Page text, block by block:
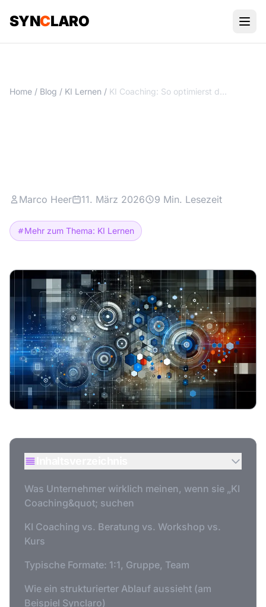
SYNCLARO
Home / Blog / KI Lernen / KI Coaching: So optimierst du deinen Workflow in 4 Schritten
Marco Heer 11. März 2026 9 Min. Lesezeit
Mehr zum Thema: KI Lernen
Was Unternehmer wirklich meinen, wenn sie „KI
Coaching&quot; suchen
KI Coaching vs. Beratung vs. Workshop vs.
Kurs
Typische Formate: 1:1, Gruppe, Team
Wie ein strukturierter Ablauf aussieht (am
Beispiel Synclaro)